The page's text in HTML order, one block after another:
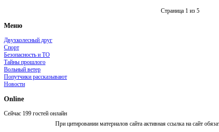
Страница 1 из 5
Меню
Двухколесный друг
Спорт
Безопасность и ТО
Тайны прошлого
Вольный ветер
Попутчики рассказывают
Новости
Online
Сейчас 199 гостей онлайн
При цитировании материалов сайта активная ссылка на сайт